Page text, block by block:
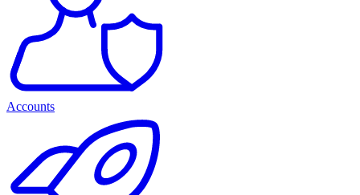
Accounts